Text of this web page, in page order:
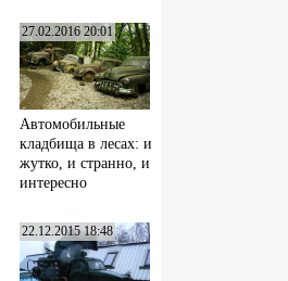
27.02.2016 20:01
Автомобильные
кладбища в лесах: и
жутко, и странно, и
интересно
22.12.2015 18:48